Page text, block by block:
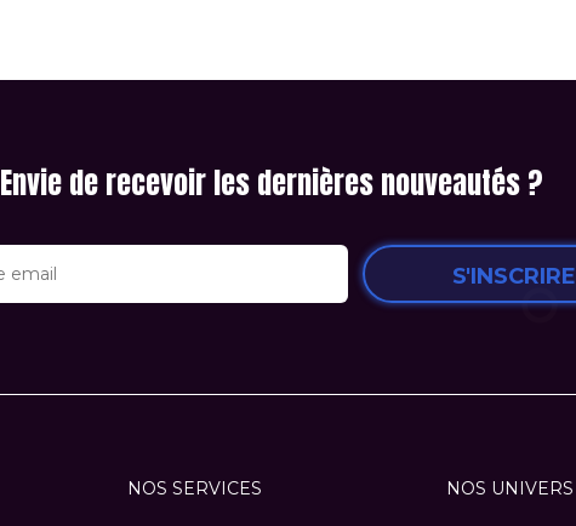
Envie de recevoir les dernières nouveautés ?
S'INSCRIRE
NOS SERVICES NOS UNIVERS